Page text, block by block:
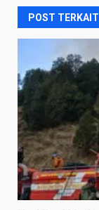
POST TERKAIT